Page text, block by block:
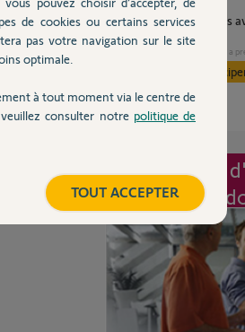
GDK700 - Manchons avec seulement 4 trous
quasi invissable ?
il y a
Intervention
à mon
de cookies ou certains services
pas votre navigation sur le site
optimale.
à tout moment via le centre de
consulter notre politique de
TOUT ACCEPTER